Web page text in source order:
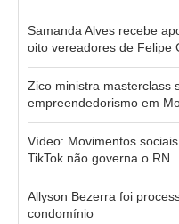
Samanda Alves recebe
oito vereadores de Felipe
Zico ministra masterclass
empreendedorismo em
Vídeo: Movimentos
TikTok não governa o RN
Allyson Bezerra foi
condomínio